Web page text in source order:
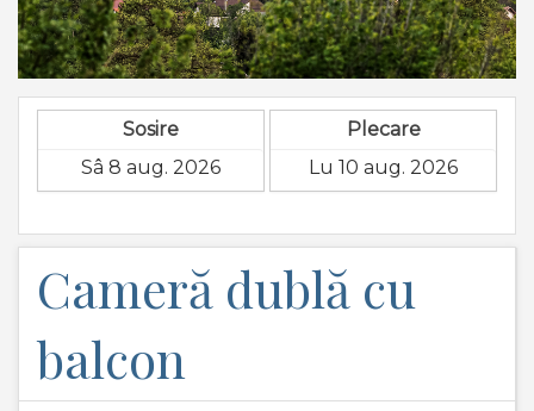
Sosire Plecare
Cameră dublă cu
balcon